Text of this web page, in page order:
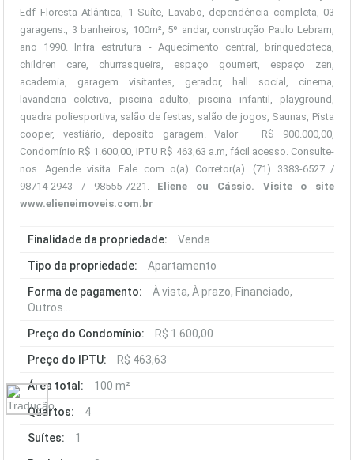
Edf Floresta Atlântica, 1 Suíte, Lavabo, dependência completa, 03
garagens., 3 banheiros, 100m², 5º andar, construção Paulo Lebram,
ano 1990. Infra estrutura - Aquecimento central, brinquedoteca,
children care, churrasqueira, espaço goumert, espaço zen,
academia, garagem visitantes, gerador, hall social, cinema,
lavanderia coletiva, piscina adulto, piscina infantil, playground,
quadra poliesportiva, salão de festas, salão de jogos, Saunas, Pista
cooper, vestiário, deposito garagem. Valor – R$ 900.000,00,
Condomínio R$ 1.600,00, IPTU R$ 463,63 a.m, fácil acesso. Consulte-
nos. Agende visita. Fale com o(a) Corretor(a). (71) 3383-6527 /
98714-2943 / 98555-7221. Eliene ou Cássio. Visite o site
www.elieneimoveis.com.br
Finalidade da propriedade: Venda
Tipo da propriedade: Apartamento
Forma de pagamento:
À vista, À prazo, Financiado,
Outros...
Preço do Condomínio: R$ 1.600,00
Preço do IPTU: R$ 463,63
Área total: 100 m²
Quartos: 4
Suítes: 1